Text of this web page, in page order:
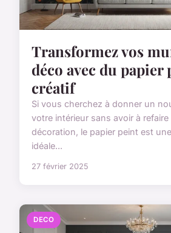
Transformez vos
déco avec du papier
créatif
Si vous cherchez à donner un
votre intérieur sans avoir à refaire
décoration, le papier peint est
idéale...
27 février 2025
DECO